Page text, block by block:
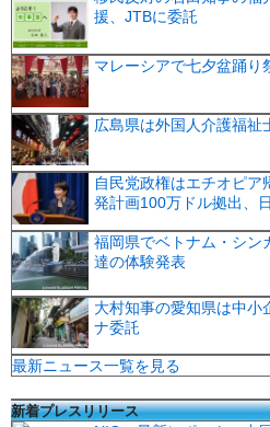
援、JTBに委託
マレーシアで七夕盆踊り
広島県は外国人介護福祉
自民党政権はエチオピア
発計画100万ドル拠出、
福岡県でベトナム・シン
達の体験発表
大村知事の愛知県は中小
ナ委託
最新ニュース一覧を見る
新着プレスリリース